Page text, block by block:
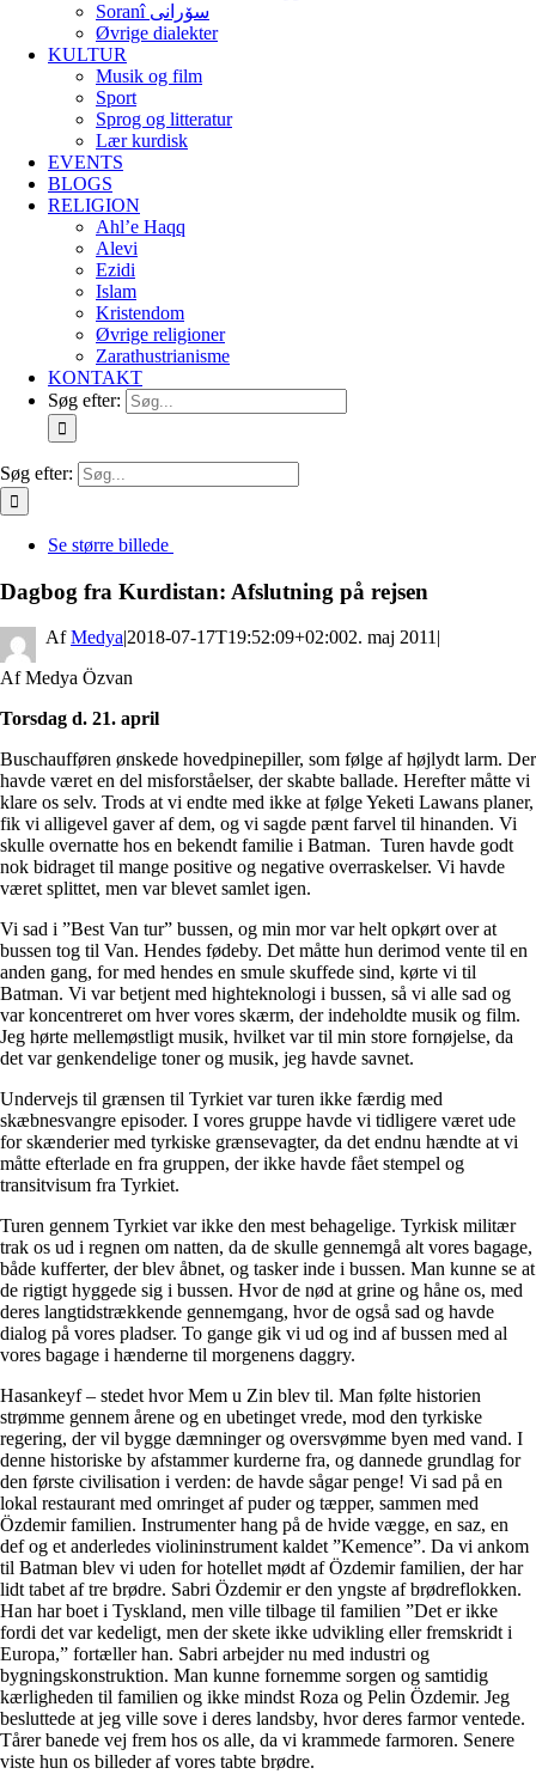
Soranî سۆرانی
Øvrige dialekter
KULTUR
Musik og film
Sport
Sprog og litteratur
Lær kurdisk
EVENTS
BLOGS
RELIGION
Ahl’e Haqq
Alevi
Ezidi
Islam
Kristendom
Øvrige religioner
Zarathustrianisme
KONTAKT
Søg efter:
Søg efter:
Se større billede
Dagbog fra Kurdistan: Afslutning på rejsen
By Medya|2018-07-17T19:52:09+02:002. maj 2011|
Af Medya Özvan
Torsdag d. 21. april
Buschaufføren ønskede hovedpinepiller, som følge af højlydt larm. Der
havde været en del misforståelser, der skabte ballade. Herefter måtte vi
klare os selv. Trods at vi endte med ikke at følge Yeketi Lawans planer,
fik vi alligevel gaver af dem, og vi sagde pænt farvel til hinanden. Vi
skulle overnatte hos en bekendt familie i Batman. Turen havde godt
nok bidraget til mange positive og negative overraskelser. Vi havde
været splittet, men var blevet samlet igen.
Vi sad i ”Best Van tur” bussen, og min mor var helt opkørt over at
bussen tog til Van. Hendes fødeby. Det måtte hun derimod vente til en
anden gang, for med hendes en smule skuffede sind, kørte vi til
Batman. Vi var betjent med highteknologi i bussen, så vi alle sad og
var koncentreret om hver vores skærm, der indeholdte musik og film.
Jeg hørte mellemøstligt musik, hvilket var til min store fornøjelse, da
det var genkendelige toner og musik, jeg havde savnet.
Undervejs til grænsen til Tyrkiet var turen ikke færdig med
skæbnesvangre episoder. I vores gruppe havde vi tidligere været ude
for skænderier med tyrkiske grænsevagter, da det endnu hændte at vi
måtte efterlade en fra gruppen, der ikke havde fået stempel og
transitvisum fra Tyrkiet.
Turen gennem Tyrkiet var ikke den mest behagelige. Tyrkisk militær
trak os ud i regnen om natten, da de skulle gennemgå alt vores bagage,
både kufferter, der blev åbnet, og tasker inde i bussen. Man kunne se at
de rigtigt hyggede sig i bussen. Hvor de nød at grine og håne os, med
deres langtidstrækkende gennemgang, hvor de også sad og havde
dialog på vores pladser. To gange gik vi ud og ind af bussen med al
vores bagage i hænderne til morgenens daggry.
Hasankeyf – stedet hvor Mem u Zin blev til. Man følte historien
strømme gennem årene og en ubetinget vrede, mod den tyrkiske
regering, der vil bygge dæmninger og oversvømme byen med vand. I
denne historiske by afstammer kurderne fra, og dannede grundlag for
den første civilisation i verden: de havde sågar penge! Vi sad på en
lokal restaurant med omringet af puder og tæpper, sammen med
Özdemir familien. Instrumenter hang på de hvide vægge, en saz, en
def og et anderledes violininstrument kaldet ”Kemence”. Da vi ankom
til Batman blev vi uden for hotellet mødt af Özdemir familien, der har
lidt tabet af tre brødre. Sabri Özdemir er den yngste af brødreflokken.
Han har boet i Tyskland, men ville tilbage til familien ”Det er ikke
fordi det var kedeligt, men der skete ikke udvikling eller fremskridt i
Europa,” fortæller han. Sabri arbejder nu med industri og
bygningskonstruktion. Man kunne fornemme sorgen og samtidig
kærligheden til familien og ikke mindst Roza og Pelin Özdemir. Jeg
besluttede at jeg ville sove i deres landsby, hvor deres farmor ventede.
Tårer banede vej frem hos os alle, da vi krammede farmoren. Senere
viste hun os billeder af vores tabte brødre.